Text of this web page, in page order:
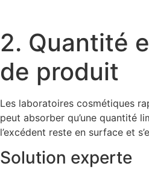
2. Quantité
de produit
Les laboratoires cosmétiques
peut absorber qu’une quantité
l’excédent reste en surface et
Solution experte